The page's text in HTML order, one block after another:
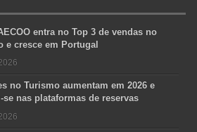
entra no Top 3 de vendas no
e cresce em Portugal
no Turismo aumentam em 2026 e
se nas plataformas de reservas